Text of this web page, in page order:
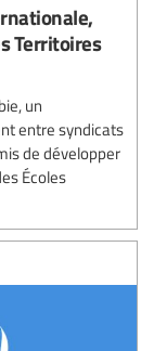
Territoires
un
entre syndicats
de développer
Écoles